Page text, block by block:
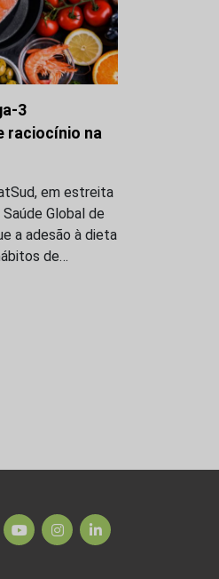
3
raciocínio na
em estreita
Global de
a adesão à dieta
de…